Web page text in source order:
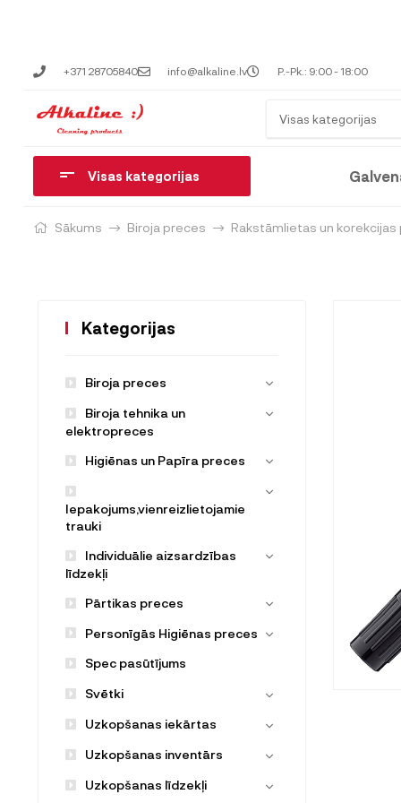
+371 28705840 info@alkaline.lv P.-Pk.: 9:00 - 18:00
Visas kategorijas
Visas kategorijas
Sākums Biroja preces Rakstāmlietas un korekcijas
Kategorijas
Biroja preces
Biroja tehnika un
elektropreces
Higiēnas un Papīra preces
Iepakojums,vienreizlietojamie
trauki
Individuālie aizsardzības
līdzekļi
Pārtikas preces
Personīgās Higiēnas preces
Spec pasūtījums
Svētki
Uzkopšanas iekārtas
Uzkopšanas inventārs
Uzkopšanas līdzekļi